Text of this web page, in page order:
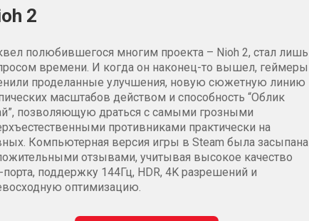
2
полюбившегося многим проекта – Nioh 2, стал лишь
времени. И когда он наконец-то вышел, геймеры
проделанные улучшения, новую сюжетную линию
масштабов действом и способность “Облик
позволяющую драться с самыми грозными
противниками практически на
Компьютерная версия игры в Steam была засыпана
отзывами, учитывая высокое качество
поддержку 144Гц, HDR, 4K разрешений и
оптимизацию.